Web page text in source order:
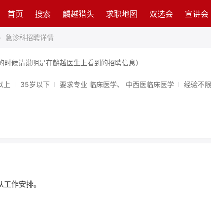
首页 搜索 麟越猎头 求职地图 双选会 宣讲会
急诊科招聘详情
时候请说明是在麟越医生上看到的招聘信息）
上 35岁以下 要求专业 临床医学、 中西医临床医学 经验不限
作安排。